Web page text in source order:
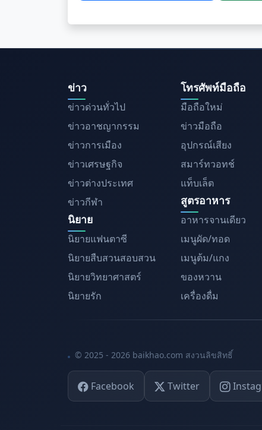
ข่าว
ข่าวด่วนทั่วไป
ข่าวอาชญากรรม
ข่าวการเมือง
ข่าวเศรษฐกิจ
ข่าวต่างประเทศ
ข่าวกีฬา
นิยาย
นิยายแฟนตาซี
นิยายสืบสวนสอบสวน
นิยายวิทยาศาสตร์
นิยายรัก
โทรศัพท์มือถือ
มือถือใหม่
ข่าวมือถือ
อุปกรณ์เสียง
สมาร์ทวอทช์
แท็บเล็ต
สูตรอาหาร
อาหารจานเดียว
เมนูผัด/ทอด
เมนูต้ม/แกง
ของหวาน
เครื่องดื่ม
© 2025 - 2026 baikhao.com สงวนลิขสิทธิ์
Facebook Twitter